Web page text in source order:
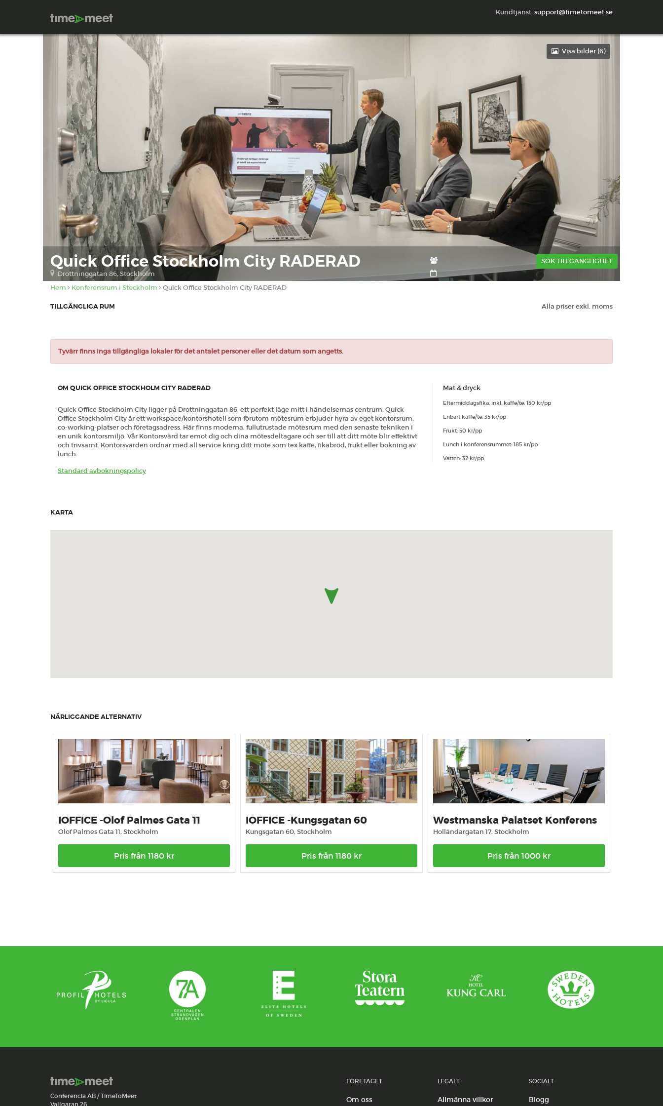
Kundtjänst: support@timetomeet.se
Visa bilder (6)
Quick Office Stockholm City RADERAD
Drottninggatan 86, Stockholm
SÖK TILLGÄNGLIGHET
Hem Konferensrum i Stockholm Quick Office Stockholm City RADERAD
Alla priser exkl. moms
TILLGÄNGLIGA RUM
Tyvärr finns inga tillgängliga lokaler för det antalet personer eller det datum som angetts.
OM QUICK OFFICE STOCKHOLM CITY RADERAD
Quick Office Stockholm City ligger på Drottninggatan 86, ett perfekt läge mitt i händelsernas centrum. Quick
Office Stockholm City är ett workspace/kontorshotell som förutom mötesrum erbjuder hyra av eget kontorsrum,
co-working-platser och företagsadress. Här finns moderna, fullutrustade mötesrum med den senaste tekniken i
en unik kontorsmiljö. Vår Kontorsvärd tar emot dig och dina mötesdeltagare och ser till att ditt möte blir effektivt
och trivsamt. Kontorsvärden ordnar med all service kring ditt möte som tex kaffe, fikabröd, frukt eller bokning av
lunch.
Standard avbokningspolicy
Mat & dryck
Eftermiddagsfika, inkl. kaffe/te: 150 kr/pp
Enbart kaffe/te: 35 kr/pp
Frukt: 50 kr/pp
Lunch i konferensrummet: 185 kr/pp
Vatten: 32 kr/pp
KARTA
NÄRLIGGANDE ALTERNATIV
IOFFICE -Olof Palmes Gata 11
Olof Palmes Gata 11, Stockholm
Pris från 1180 kr
IOFFICE -Kungsgatan 60
Kungsgatan 60, Stockholm
Pris från 1180 kr
Westmanska Palatset Konferens
Holländargatan 17, Stockholm
Pris från 1000 kr
Conferencia AB / TimeToMeet
Vallgatan 26
FÖRETAGET
Om oss
LEGALT
Allmänna villkor
SOCIALT
Blogg